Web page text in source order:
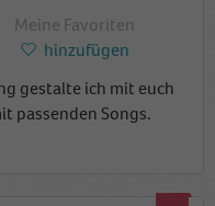
Meine Favoriten
hinzufügen
gestalte ich mit euch
passenden Songs.